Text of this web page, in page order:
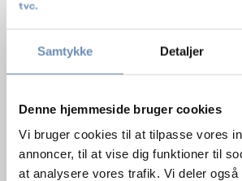
Samtykke Detaljer
Denne hjemmeside bruger cookies
Vi bruger cookies til at tilpasse vores
annoncer, til at vise dig funktioner til
at analysere vores trafik. Vi deler også